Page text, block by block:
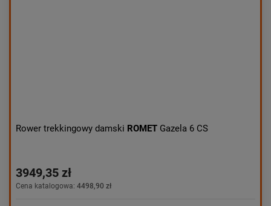
Rower trekkingowy damski ROMET Gazela 6 CS
3949,35 zł
Cena katalogowa: 4498,90 zł